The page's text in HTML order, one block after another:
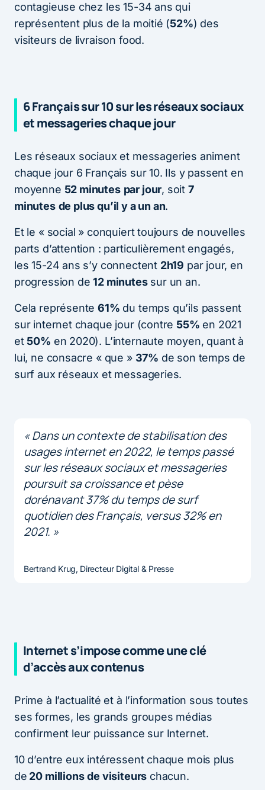
contagieuse chez les 15-34 ans qui
représentent plus de la moitié (52%) des
visiteurs de livraison food.
6 Français sur 10 sur les réseaux sociaux
et messageries chaque jour
Les réseaux sociaux et messageries animent
chaque jour 6 Français sur 10. Ils y passent en
moyenne 52 minutes par jour, soit 7
minutes de plus qu’il y a un an.
Et le « social » conquiert toujours de nouvelles
parts d’attention : particulièrement engagés,
les 15-24 ans s’y connectent 2h19 par jour, en
progression de12 minutessur un an.
Cela représente61% du temps qu’ils passent
sur internet chaque jour (contre 55% en 2021
et 50% en 2020). L’internaute moyen, quant à
lui, ne consacre « que » 37% de son temps de
surf aux réseaux et messageries.
« Dans un contexte de stabilisation des
usages internet en 2022, le temps passé
sur les réseaux sociaux et messageries
poursuit sa croissance et pèse
dorénavant 37% du temps de surf
quotidien des Français, versus 32% en
2021. »
Bertrand Krug, Directeur Digital & Presse
Internet s’impose comme une clé
d’accès aux contenus
Prime à l’actualité et à l’information sous toutes
ses formes, les grands groupes médias
confirment leur puissance sur Internet.
10 d’entre eux intéressent chaque mois plus
de 20 millions de visiteurs chacun.